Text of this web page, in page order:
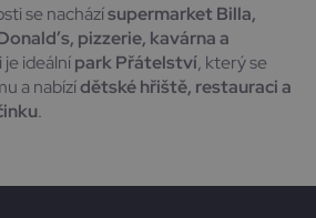
se nacházísupermarket Billa,
pizzerie, kavárna a
je ideálnípark Přátelství, který se
a nabízídětské hřiště, restauraci a
.